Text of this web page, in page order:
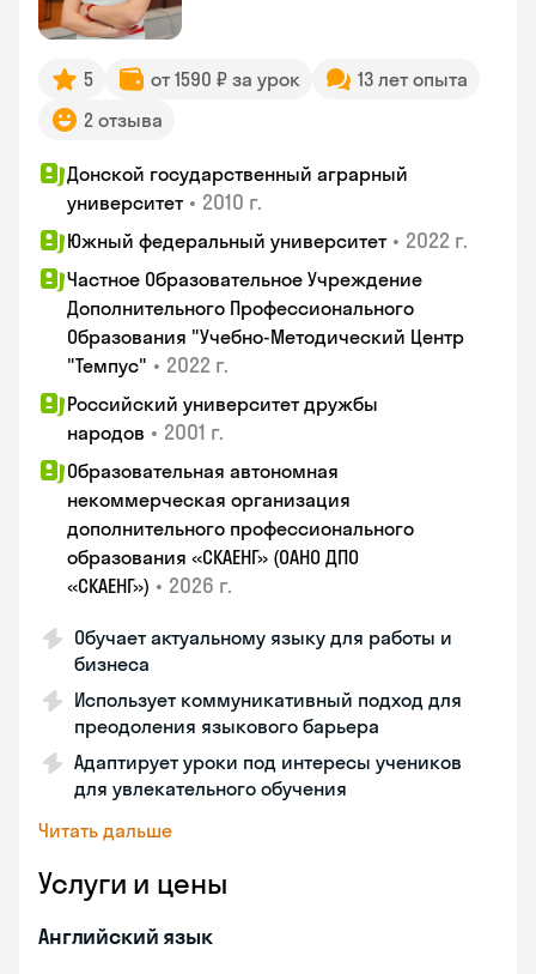
5 от 1590 ₽ за урок
13 лет опыта
2 отзыва
Донской государственный аграрный
университет • 2010 г.
Южный федеральный университет • 2022 г.
Частное Образовательное Учреждение
Дополнительного Профессионального
Образования "Учебно-Методический Центр
"Темпус" • 2022 г.
Российский университет дружбы
народов • 2001 г.
Образовательная автономная
некоммерческая организация
дополнительного профессионального
образования «СКАЕНГ» (ОАНО ДПО
«СКАЕНГ») • 2026 г.
Обучает актуальному языку для работы и
бизнеса
Использует коммуникативный подход для
преодоления языкового барьера
Адаптирует уроки под интересы учеников
для увлекательного обучения
Читать дальше
Услуги и цены
Английский язык